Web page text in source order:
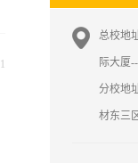
总校地
际大厦
分校地
材东三